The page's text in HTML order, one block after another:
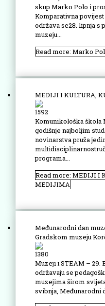
skup Marko Polo i
Komparativna
održava se28. lipnja s
muzeju...
Read more: Marko
MEDIJI I KULTURA,
1592
Komunikološka škola
godišnje najboljim
novinarstva pruža
programa...
Read more: MEDIJI I
MEDIJIMA
Međunarodni dan
Gradskom muzeju
1380
Muzeji i STEAM – 29.
održavaju se
muzejima širom
svibnja, Međunarodni